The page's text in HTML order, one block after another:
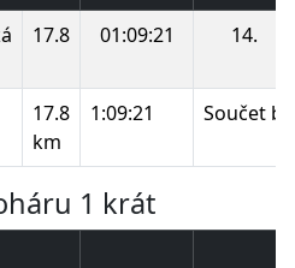
17.8 01:09:21 14.
17.8
km
1:09:21 Součet
1 krát